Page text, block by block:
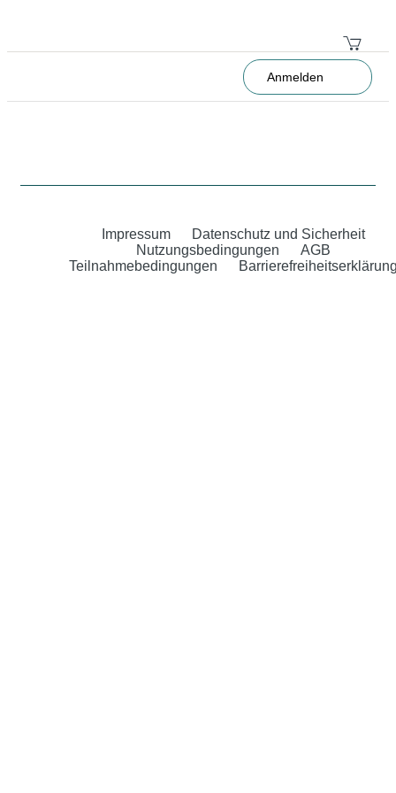
Anmelden
Impressum
Datenschutz und Sicherheit
Nutzungsbedingungen
AGB
Teilnahmebedingungen